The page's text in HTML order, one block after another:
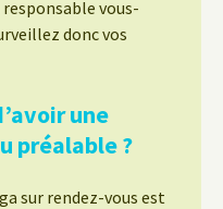
responsable vous-
donc vos
une
préalable ?
sur rendez-vous est